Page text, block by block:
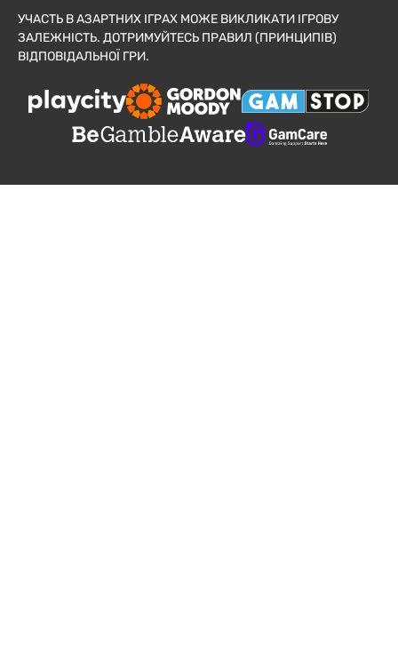
УЧАСТЬ В АЗАРТНИХ ІГРАХ МОЖЕ ВИКЛИКАТИ ІГРОВУ
ЗАЛЕЖНІСТЬ. ДОТРИМУЙТЕСЬ ПРАВИЛ (ПРИНЦИПІВ)
ВІДПОВІДАЛЬНОЇ ГРИ.